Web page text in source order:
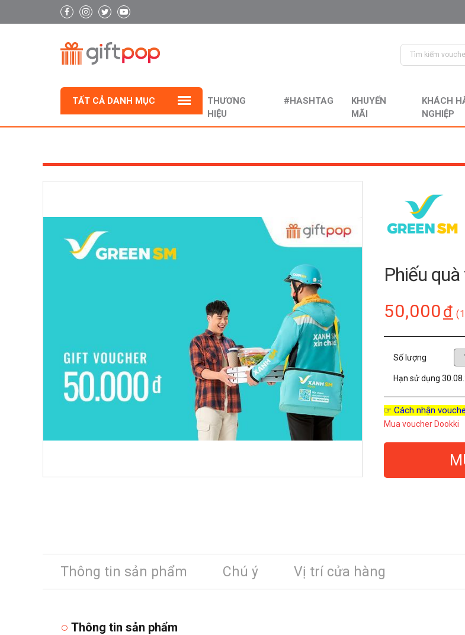
TẤT CẢ DANH MỤC
THƯƠNG
HIỆU
#HASHTAG
KHUYẾN
MÃI
KHÁCH
NGHIỆP
Phiếu
50,000đ
Số lượng
Hạn sử dụng
☞ Cách nhận
Mua voucher Dookki
Thông tin sản phẩm Chú ý Vị trí cửa hàng
Thông tin sản phẩm